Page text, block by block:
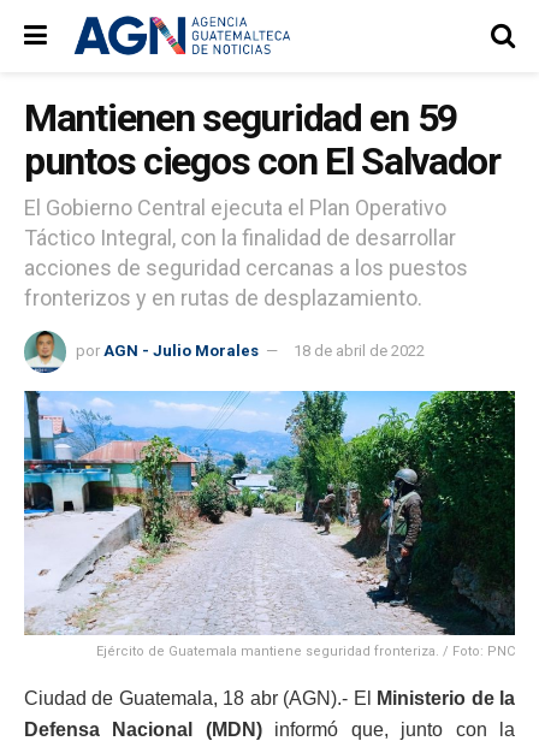
Mantienen seguridad en 59
puntos ciegos con El Salvador
El Gobierno Central ejecuta el Plan Operativo
Táctico Integral, con la finalidad de desarrollar
acciones de seguridad cercanas a los puestos
fronterizos y en rutas de desplazamiento.
por AGN - Julio Morales 18 de abril de 2022
Ejército de Guatemala mantiene seguridad fronteriza. / Foto: PNC
Ciudad de Guatemala, 18 abr (AGN).- El
Ministerio de la
Defensa Nacional (MDN)informó que, junto con la